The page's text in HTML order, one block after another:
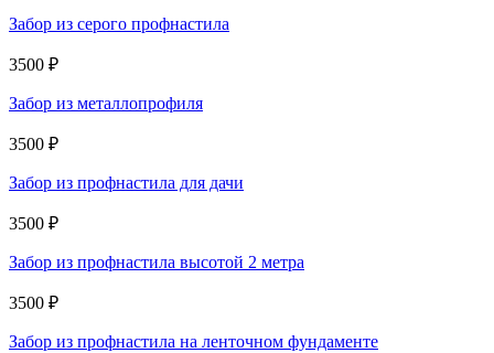
Забор из серого профнастила
3500 ₽
Забор из металлопрофиля
3500 ₽
Забор из профнастила для дачи
3500 ₽
Забор из профнастила высотой 2 метра
3500 ₽
Забор из профнастила на ленточном фундаменте